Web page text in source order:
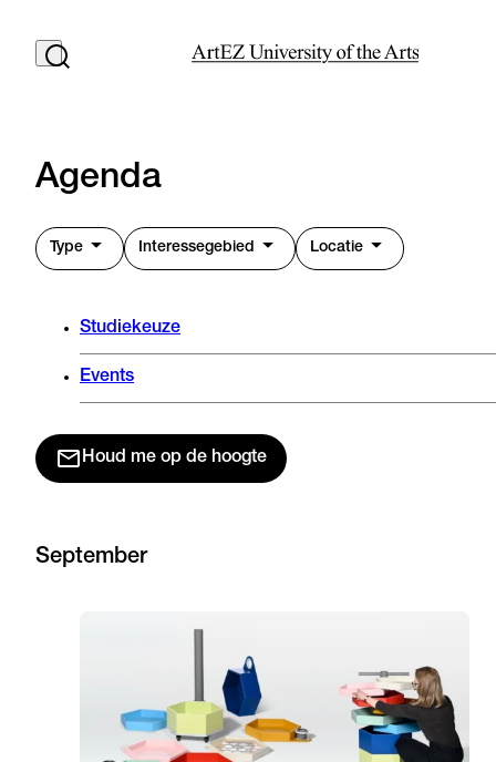
Agenda
Type Interessegebied Locatie
Studiekeuze
Events
Houd me op de hoogte
September